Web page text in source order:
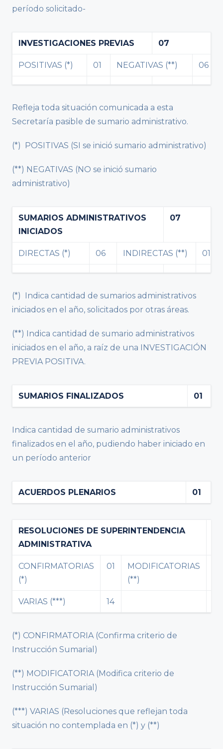
período solicitado-
INVESTIGACIONES PREVIAS 07
POSITIVAS (*) 01 NEGATIVAS (**) 06
Refleja toda situación comunicada a esta
Secretaría pasible de sumario administrativo.
(*) POSITIVAS (SI se inició sumario administrativo)
(**) NEGATIVAS (NO se inició sumario
administrativo)
SUMARIOS ADMINISTRATIVOS
INICIADOS
07
DIRECTAS (*) 06 INDIRECTAS (**) 01
(*) Indica cantidad de sumarios administrativos
iniciados en el año, solicitados por otras áreas.
(**) Indica cantidad de sumario administrativos
iniciados en el año, a raíz de una INVESTIGACIÓN
PREVIA POSITIVA.
SUMARIOS FINALIZADOS 01
Indica cantidad de sumario administrativos
finalizados en el año, pudiendo haber iniciado en
un período anterior
ACUERDOS PLENARIOS 01
RESOLUCIONES DE SUPERINTENDENCIA
ADMINISTRATIVA
CONFIRMATORIAS
(*)
01
MODIFICATORIAS
(**)
VARIAS (***) 14
(*) CONFIRMATORIA (Confirma criterio de
Instrucción Sumarial)
(**) MODIFICATORIA (Modifica criterio de
Instrucción Sumarial)
(***) VARIAS (Resoluciones que reflejan toda
situación no contemplada en (*) y (**)